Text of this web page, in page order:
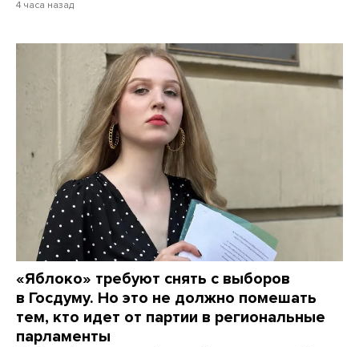
4 часа назад
«Яблоко» требуют снять с выборов
в Госдуму. Но это не должно помешать
тем, кто идет от партии в региональные
парламенты